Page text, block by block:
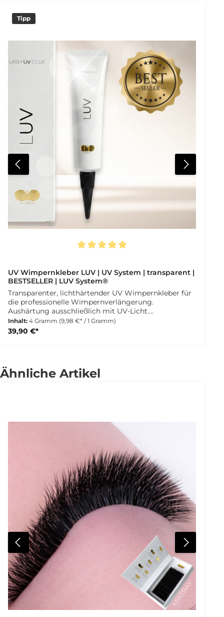
Tipp
UV Wimpernkleber LUV | UV System | transparent |
BESTSELLER | LUV System®
Transparenter, lichthärtender UV Wimpernkleber für
die professionelle Wimpernverlängerung.
Aushärtung ausschließlich mit UV-Licht.
Lieferumfang: 1 × Wimpernkleber – 4 g 2 ×
Kleberdüse mit Deckel 1 × Mini UV-Licht
Aufbewahrungshinweise: Verschließe den Kleber nach
eine optimale Lagerung sollte der Kleber hochkant
Wimpernklebers erfolgt mit Gel Remover oder
Vorteilen, Sicherheit, Zertifizierung und dem UV
System findest Du weiter unten auf dieser
Produktseite.
Inhalt: 4 Gramm (9,98 €* / 1 Gramm)
39,90 €*
Ähnliche Artikel